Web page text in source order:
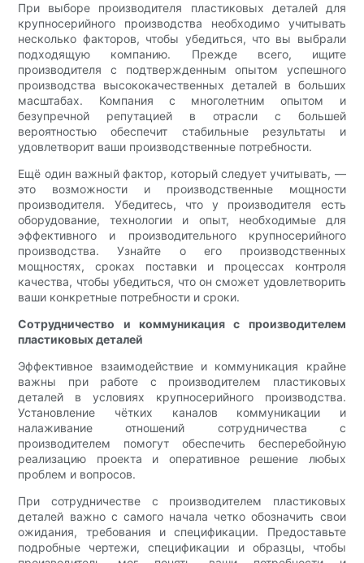
При выборе производителя пластиковых деталей для
крупносерийного производства необходимо учитывать
несколько факторов, чтобы убедиться, что вы выбрали
подходящую компанию. Прежде всего, ищите
производителя с подтвержденным опытом успешного
производства высококачественных деталей в больших
масштабах. Компания с многолетним опытом и
безупречной репутацией в отрасли с большей
вероятностью обеспечит стабильные результаты и
удовлетворит ваши производственные потребности.
Ещё один важный фактор, который следует учитывать, —
это возможности и производственные мощности
производителя. Убедитесь, что у производителя есть
оборудование, технологии и опыт, необходимые для
эффективного и производительного крупносерийного
производства. Узнайте о его производственных
мощностях, сроках поставки и процессах контроля
качества, чтобы убедиться, что он сможет удовлетворить
ваши конкретные потребности и сроки.
Сотрудничество и коммуникация с производителем
пластиковых деталей
Эффективное взаимодействие и коммуникация крайне
важны при работе с производителем пластиковых
деталей в условиях крупносерийного производства.
Установление чётких каналов коммуникации и
налаживание отношений сотрудничества с
производителем помогут обеспечить бесперебойную
реализацию проекта и оперативное решение любых
проблем и вопросов.
При сотрудничестве с производителем пластиковых
деталей важно с самого начала четко обозначить свои
ожидания, требования и спецификации. Предоставьте
подробные чертежи, спецификации и образцы, чтобы